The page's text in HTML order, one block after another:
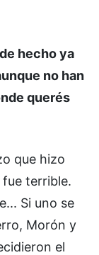
hecho ya
no han
querés
que hizo
terrible.
Si uno se
Morón y
el